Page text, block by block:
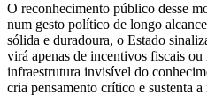
O reconhecimento público desse
num gesto político de longo
sólida e duradoura, o Estado
virá apenas de incentivos fiscais
infraestrutura invisível do
cria pensamento crítico e sustenta